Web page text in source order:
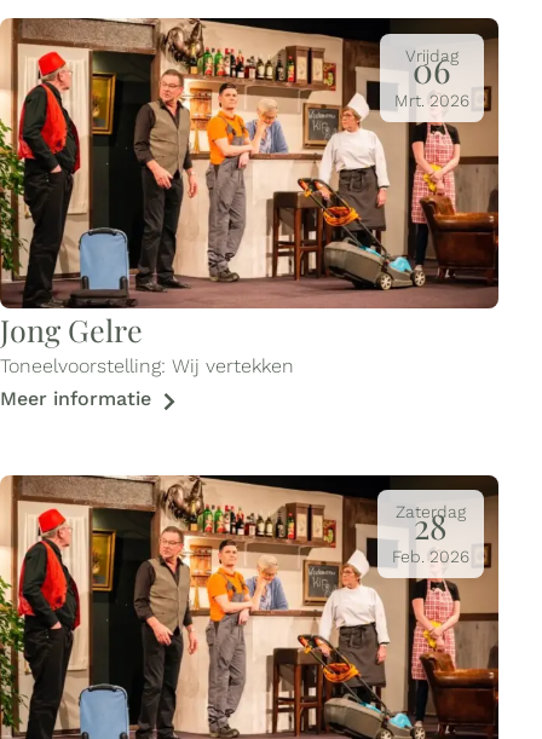
Vrijdag
06
Mrt. 2026
Jong Gelre
Toneelvoorstelling: Wij vertekken
Meer informatie
Zaterdag
28
Feb. 2026